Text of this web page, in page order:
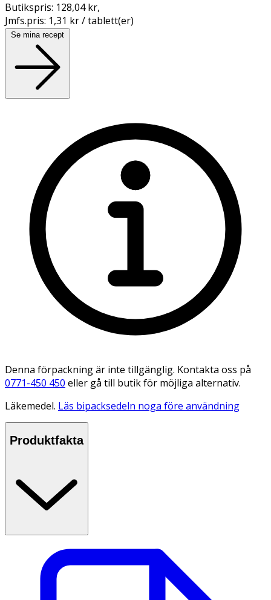
Butikspris: 128,04 kr,
Jmfs.pris: 1,31 kr / tablett(er)
Se mina recept
Denna förpackning är inte tillgänglig. Kontakta oss på
0771-450 450 eller gå till butik för möjliga alternativ.
Läkemedel. Läs bipacksedeln noga före användning
Produktfakta